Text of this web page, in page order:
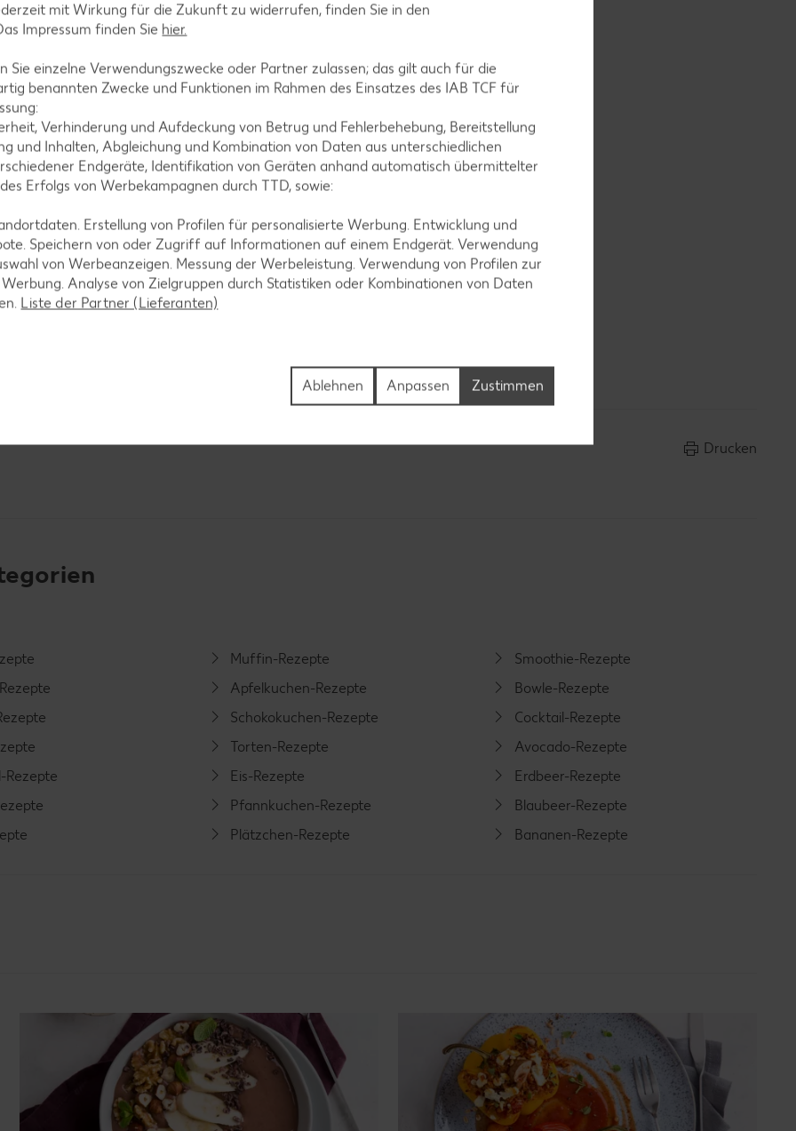
nach einrieseln lassen und in einen Spritzbeutel füllen.
und als Boden beiseitestellen.
von hinten in den Fenster- und Türauslässen
und trocknen lassen. Die Dachkanten, Sockel und
und nach Wunsch mit Zuckerperlen verzieren.
ausgeschnittenen Lebkuchenstücken im Haus verteilen.
Drucken
Rezepte
Muffin-Rezepte
Apfelkuchen-Rezepte
Schokokuchen-Rezepte
Torten-Rezepte
Eis-Rezepte
Pfannkuchen-Rezepte
Plätzchen-Rezepte
Smoothie-Rezepte
Bowle-Rezepte
Cocktail-Rezepte
Avocado-Rezepte
Erdbeer-Rezepte
Blaubeer-Rezepte
Bananen-Rezepte
mit Wirkung für die Zukunft zu widerrufen, finden Sie in den
Impressum finden Sie hier.
Sie einzelne Verwendungszwecke oder Partner zulassen; das gilt auch für die
benannten Zwecke und Funktionen im Rahmen des Einsatzes des IAB TCF für
Verhinderung und Aufdeckung von Betrug und Fehlerbehebung, Bereitstellung
und Inhalten, Abgleichung und Kombination von Daten aus unterschiedlichen
Endgeräte, Identifikation von Geräten anhand automatisch übermittelter
Erfolgs von Werbekampagnen durch TTD, sowie:
Erstellung von Profilen für personalisierte Werbung. Entwicklung und
Speichern von oder Zugriff auf Informationen auf einem Endgerät. Verwendung
von Werbeanzeigen. Messung der Werbeleistung. Verwendung von Profilen zur
Analyse von Zielgruppen durch Statistiken oder Kombinationen von Daten
Liste der Partner (Lieferanten)
Zustimmen
Anpassen
Ablehnen